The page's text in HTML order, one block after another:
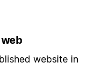
website in